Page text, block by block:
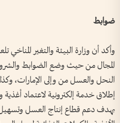
ضوابط
وأكد أن وزارة البيئة والتغير
المجال من حيث وضع الضوابط
النحل والعسل من وإلى الإمارات،
إطلاق خدمة إلكترونية لاعتماد
بهدف دعم قطاع إنتاج العسل وتسهيل